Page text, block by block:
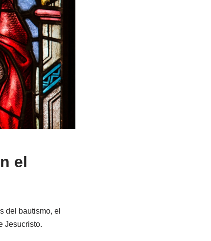
el
del bautismo, el
Jesucristo.